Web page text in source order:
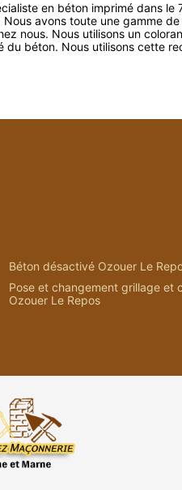
en béton imprimé dans
avons toute une gamme
nous. Nous utilisons un
du béton. Nous utilisons cette
Béton désactivé Ozouer Le
Pose et changement grillage et
Ozouer Le Repos